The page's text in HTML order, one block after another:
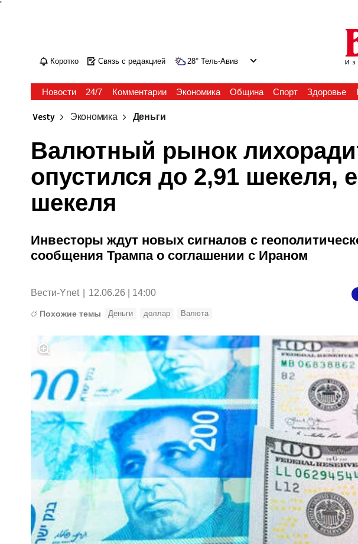
'
Коротко Связь с редакцией 28° Тель-Авив
Новости 24/7 Комментарии Экономика Община Спорт Здоровье
Vesty Экономика Деньги
Валютный рынок
опустился до 2,91 шекеля,
шекеля
Инвесторы ждут новых сигналов с
сообщения Трампа о соглашении с Ираном
Вести-Ynet 12.06.26 | 14:00
Похожие темы Деньги доллар Валюта